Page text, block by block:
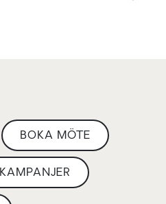
BOKA MÖTE
KAMPANJER